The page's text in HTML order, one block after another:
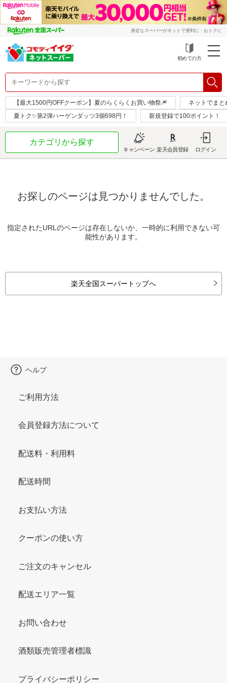
身近なスーパーがネットで便利に・おトクに
初めての方
【最大1500円OFFクーポン】夏のらくらくお買い物祭🎆
ネットでまと
夏トク✨第2弾ハーゲンダッツ3個698円！
新規登録で100ポイント！
カテゴリから探す
キャンペーン 楽天会員登録 ログイン
お探しのページは見つかりませんでした。
指定されたURLのページは存在しないか、一時的に利用できない可
能性があります。
楽天全国スーパートップへ
ヘルプ
ご利用方法
会員登録方法について
配送料・利用料
配送時間
お支払い方法
クーポンの使い方
ご注文のキャンセル
配送エリア一覧
お問い合わせ
酒類販売管理者標識
プライバシーポリシー